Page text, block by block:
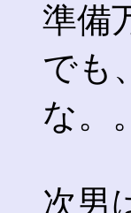
準備
でも
な。
次男